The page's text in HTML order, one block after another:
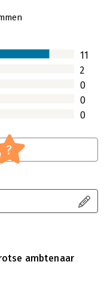
11
2
0
0
0
?
ambtenaar